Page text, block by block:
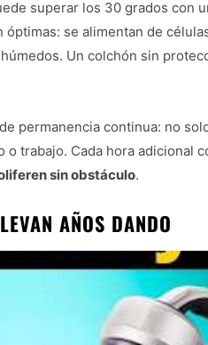
superar los 30 grados con
óptimas: se alimentan de
Un colchón sin
permanencia continua: no
trabajo. Cada hora adicional
sin obstáculo.
AÑOS DANDO